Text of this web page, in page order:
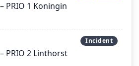
PRIO 1 Koningin
Incident
PRIO 2 Linthorst